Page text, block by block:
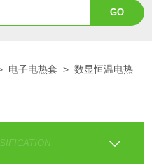
电子电热套 >数显恒温电热